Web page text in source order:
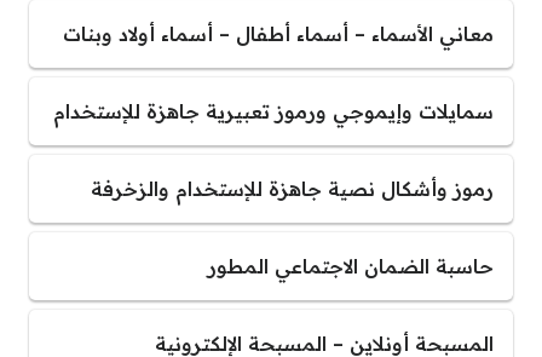
معاني الأسماء – أسماء أطفال – أسماء أولاد وبنات
سمايلات وإيموجي ورموز تعبيرية جاهزة للإستخدام
رموز وأشكال نصية جاهزة للإستخدام والزخرفة
حاسبة الضمان الاجتماعي المطور
المسبحة أونلاين – المسبحة الإلكترونية